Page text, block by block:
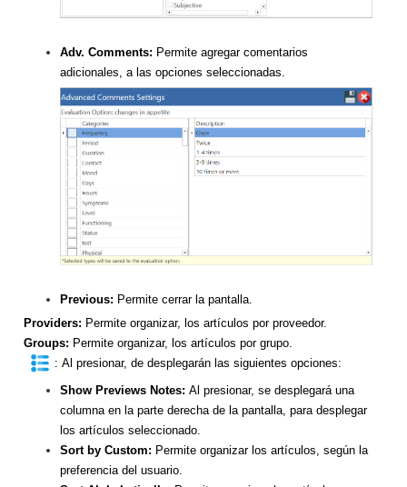
Adv. Comments: Permite agregar comentarios
adicionales, a las opciones seleccionadas.
Previous: Permite cerrar la pantalla.
Providers: Permite organizar, los artículos por proveedor.
Groups: Permite organizar, los artículos por grupo.
: Al presionar, de desplegarán las siguientes opciones:
Show Previews Notes: Al presionar, se desplegará una
columna en la parte derecha de la pantalla, para desplegar
los artículos seleccionado.
Sort by Custom: Permite organizar los artículos, según la
preferencia del usuario.